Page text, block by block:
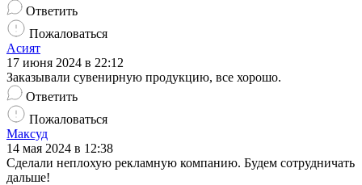
Ответить
Пожаловаться
Асият
17 июня 2024 в 22:12
Заказывали сувенирную продукцию, все хорошо.
Ответить
Пожаловаться
Максуд
14 мая 2024 в 12:38
Сделали неплохую рекламную компанию. Будем сотрудничать
дальше!